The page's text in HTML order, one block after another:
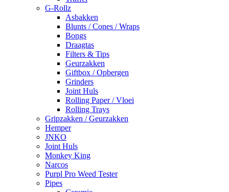
G-Rollz
Asbakken
Blunts / Cones / Wraps
Bongs
Draagtas
Filters & Tips
Geurzakken
Giftbox / Opbergen
Grinders
Joint Huls
Rolling Paper / Vloei
Rolling Trays
Gripzakken / Geurzakken
Hemper
JNKO
Joint Huls
Monkey King
Narcos
Purpl Pro Weed Tester
Pipes